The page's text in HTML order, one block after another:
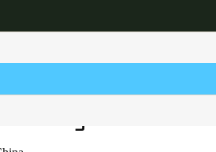
de idioma
Sanya